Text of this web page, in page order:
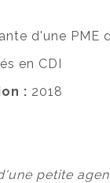
d'une PME
en CDI
: 2018
petite